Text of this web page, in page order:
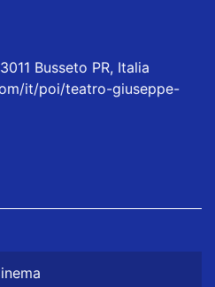
Busseto PR, Italia
it/poi/teatro-giuseppe-